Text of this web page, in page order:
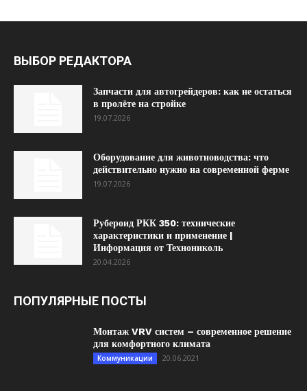
ВЫБОР РЕДАКТОРА
Запчасти для автогрейдеров: как не остаться
в пролёте на стройке
19.07.2026
Оборудование для животноводства: что
действительно нужно на современной ферме
19.07.2026
Рубероид РКК 350: технические
характеристики и применение |
Информация от Технониколь
20.04.2026
ПОПУЛЯРНЫЕ ПОСТЫ
Монтаж VRV систем – современное решение
для комфортного климата
Коммуникации 20.06.2021